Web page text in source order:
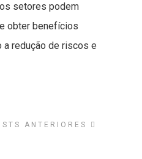
setores podem
obter benefícios
redução de riscos e
ANTERIORES